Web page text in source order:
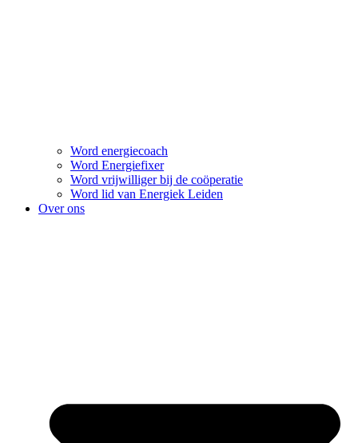
Word energiecoach
Word Energiefixer
Word vrijwilliger bij de coöperatie
Word lid van Energiek Leiden
Over ons